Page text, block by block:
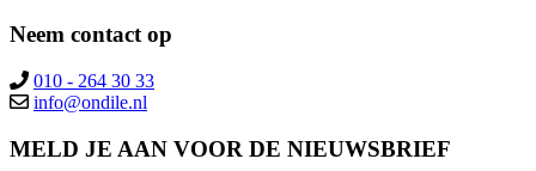
Neem contact op
010 - 264 30 33
MELD JE AAN VOOR DE NIEUWSBRIEF